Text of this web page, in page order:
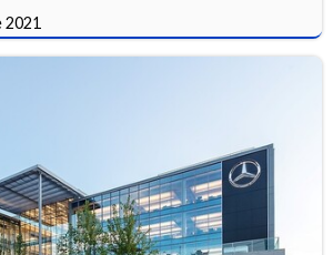
2021